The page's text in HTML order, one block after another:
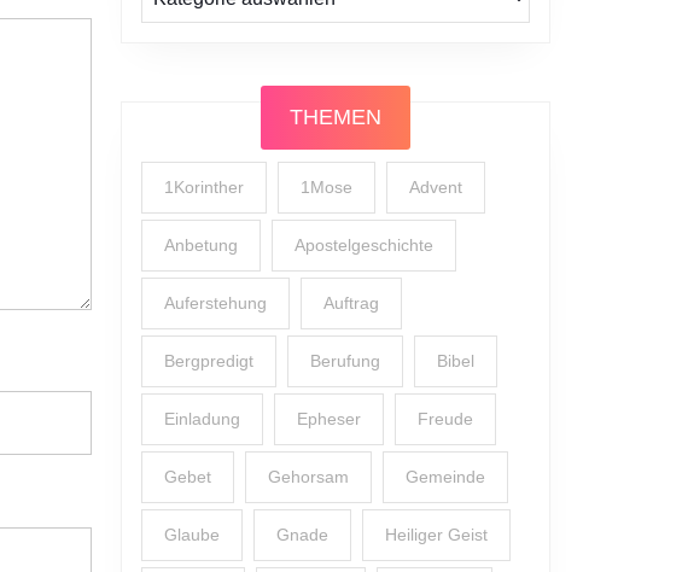
THEMEN
1Korinther 1Mose Advent
Anbetung Apostelgeschichte
Auferstehung Auftrag
Bergpredigt Berufung Bibel
Einladung Epheser Freude
Gebet Gehorsam Gemeinde
Glaube Gnade Heiliger Geist